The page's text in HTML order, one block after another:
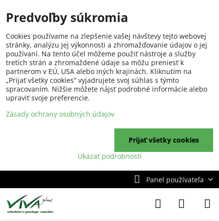
Panel používateľa
Predvoľby súkromia
Cookies používame na zlepšenie vašej návštevy tejto webovej
stránky, analýzu jej výkonnosti a zhromažďovanie údajov o jej
používaní. Na tento účel môžeme použiť nástroje a služby
tretích strán a zhromaždené údaje sa môžu preniesť k
partnerom v EÚ, USA alebo iných krajinách. Kliknutím na
„Prijať všetky cookies“ vyjadrujete svoj súhlas s týmto
spracovaním. Nižšie môžete nájsť podrobné informácie alebo
upraviť svoje preferencie.
Zásady ochrany osobných údajov
Ukázať podrobnosti
Prijať všetky cookies